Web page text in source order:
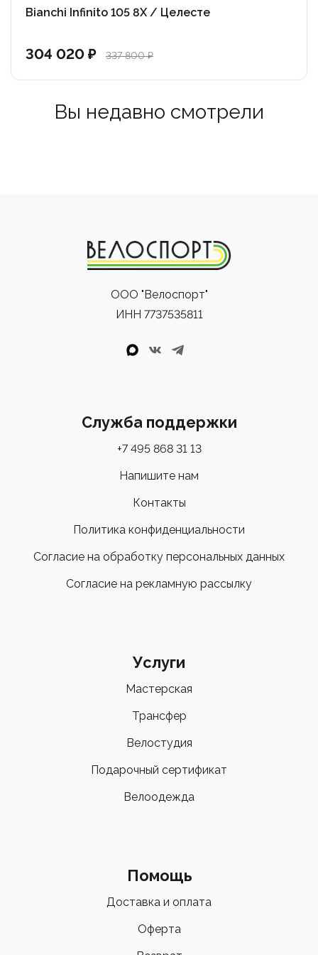
AXS –предтоповый групсет, на который можно
Завершают образ карбоновые аэро колёса Fulcrum
тренировок и соревнований, но стильно смотрятся,
•Геометрия C68 практически полностью повторяет
командный гоночный V4RS.
•Новый карбоновый руль-вынос CC.01, в котором
применена улучшенная система полностью
крышкой спрятан элегантный мультитул.
«твердой» полимерной смазке. В сравнении со
стандартными рулевыми это значительно
проводить частое обслуживание.
Bianchi Infinito 105 8X / Целесте
304 020 ₽ 337 800 ₽
Вы недавно смотрели
ООО "Велоспорт"
ИНН 7737535811
Служба поддержки
+7 495 868 31 13
Напишите нам
Контакты
Политика конфиденциальности
Согласие на обработку персональных данных
Согласие на рекламную рассылку
Услуги
Мастерская
Трансфер
Велостудия
Подарочный сертификат
Велоодежда
Помощь
Доставка и оплата
Оферта